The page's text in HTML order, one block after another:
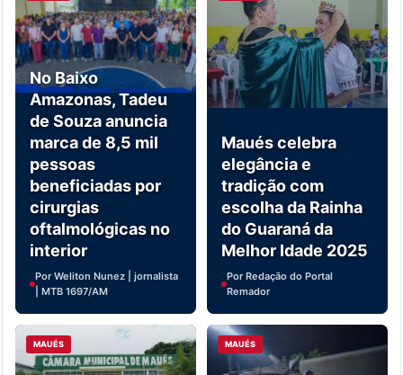
No Baixo
Amazonas, Tadeu
de Souza anuncia
marca de 8,5 mil
pessoas
beneficiadas por
cirurgias
oftalmológicas no
interior
Por Weliton Nunez | jornalista
| MTB 1697/AM
Maués celebra
elegância e
tradição com
escolha da Rainha
do Guaraná da
Melhor Idade 2025
Por Redação do Portal
Remador
MAUÉS MAUÉS